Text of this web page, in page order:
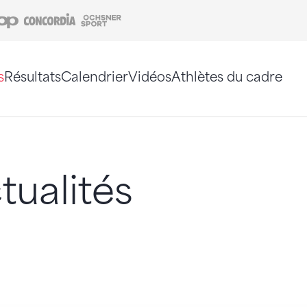
Coop Concordia
RésultatsCalendrierVidéosAthlètes du cadre